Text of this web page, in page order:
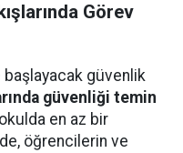
Görev
başlayacak güvenlik
güvenliği temin
en az bir
öğrencilerin ve